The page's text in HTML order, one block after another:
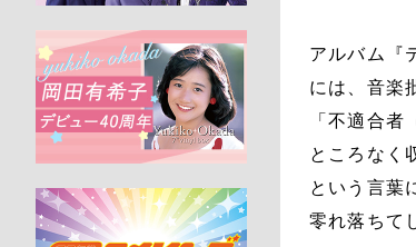
アルバム『
には、音楽
「不適合
ところなく
という言葉
零れ落ちて